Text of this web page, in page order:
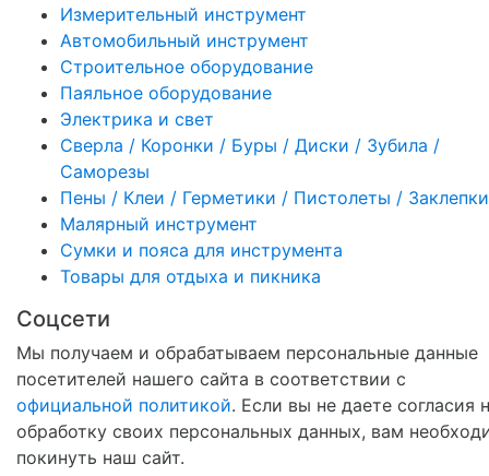
Измерительный инструмент
Автомобильный инструмент
Строительное оборудование
Паяльное оборудование
Электрика и свет
Сверла / Коронки / Буры / Диски / Зубила /
Саморезы
Пены / Клеи / Герметики / Пистолеты / Заклепки
Малярный инструмент
Сумки и пояса для инструмента
Товары для отдыха и пикника
Соцсети
Мы получаем и обрабатываем персональные данные
посетителей нашего сайта в соответствии с
официальной политикой. Если вы не даете согласия
обработку своих персональных данных, вам
покинуть наш сайт.